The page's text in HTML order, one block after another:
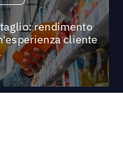
rendimento
cliente